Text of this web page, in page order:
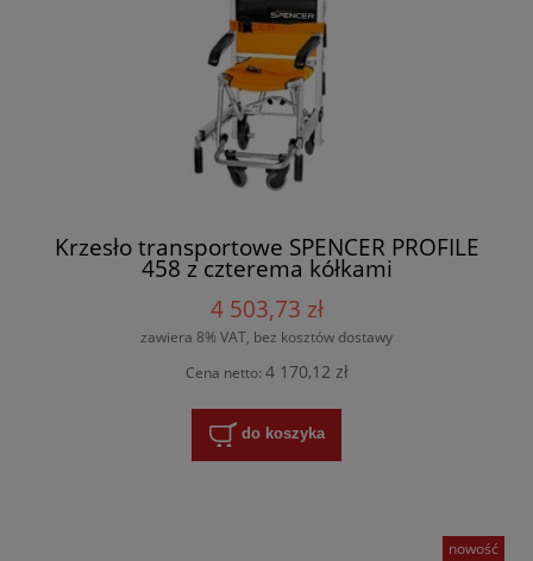
Krzesło transportowe SPENCER PROFILE
458 z czterema kółkami
4 503,73 zł
zawiera 8% VAT, bez kosztów dostawy
Cena netto: 4 170,12 zł
do koszyka
nowość